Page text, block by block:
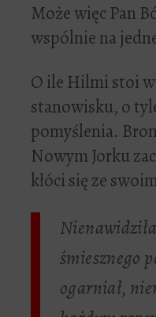
Może więc Pan
wspólnie na
O ile Hilmi stoi
stanowisku, o
pomyślenia.
Nowym Jorku
kłóci się ze
śmiesznego
ogarniał,